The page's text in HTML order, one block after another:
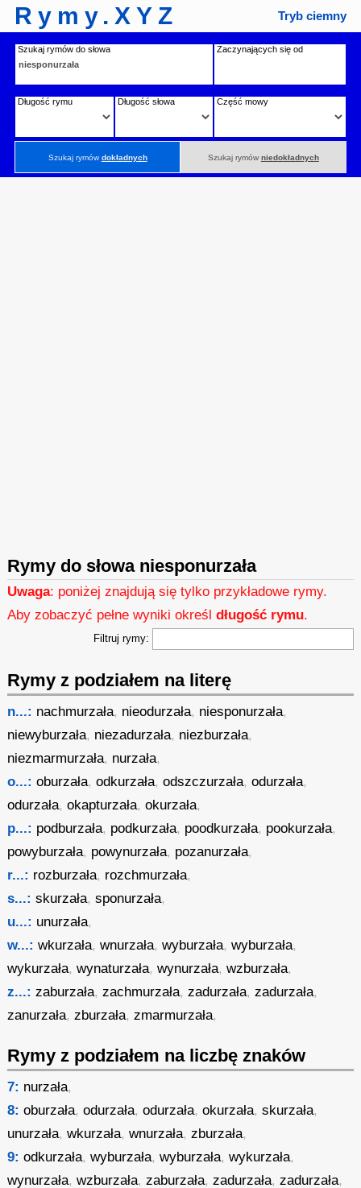
Rymy.XYZ Tryb ciemny
Szukaj rymów do słowa Zaczynających się od
Długość rymu Długość słowa Część mowy
Szukaj rymówdokładnych Szukaj rymów niedokładnych
Rymy do słowa niesponurzała
Uwaga: poniżej znajdują się tylko przykładowe rymy.
Aby zobaczyć pełne wyniki określdługość rymu.
Filtruj rymy:
Rymy z podziałem na literę
n...: nachmurzała, nieodurzała, niesponurzała,
niewyburzała, niezadurzała, niezburzała,
niezmarmurzała, nurzała,
o...: oburzała,odkurzała,odszczurzała,odurzała,
odurzała,okapturzała,okurzała,
p...: podburzała, podkurzała, poodkurzała, pookurzała,
powyburzała, powynurzała, pozanurzała,
r...: rozburzała, rozchmurzała,
s...: skurzała,sponurzała,
u...: unurzała,
w...: wkurzała,wnurzała,wyburzała,wyburzała,
wykurzała,wynaturzała,wynurzała,wzburzała,
z...: zaburzała,zachmurzała,zadurzała,zadurzała,
zanurzała,zburzała,zmarmurzała,
Rymy z podziałem na liczbę znaków
7: nurzała,
8: oburzała,odurzała,odurzała,okurzała,skurzała,
unurzała,wkurzała,wnurzała,zburzała,
9: odkurzała,wyburzała,wyburzała,wykurzała,
wynurzała,wzburzała,zaburzała,zadurzała,zadurzała,